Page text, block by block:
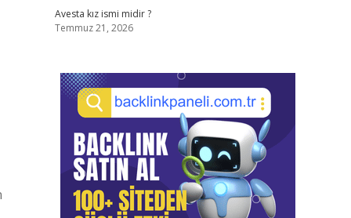
Avesta kız ismi midir ?
Temmuz 21, 2026